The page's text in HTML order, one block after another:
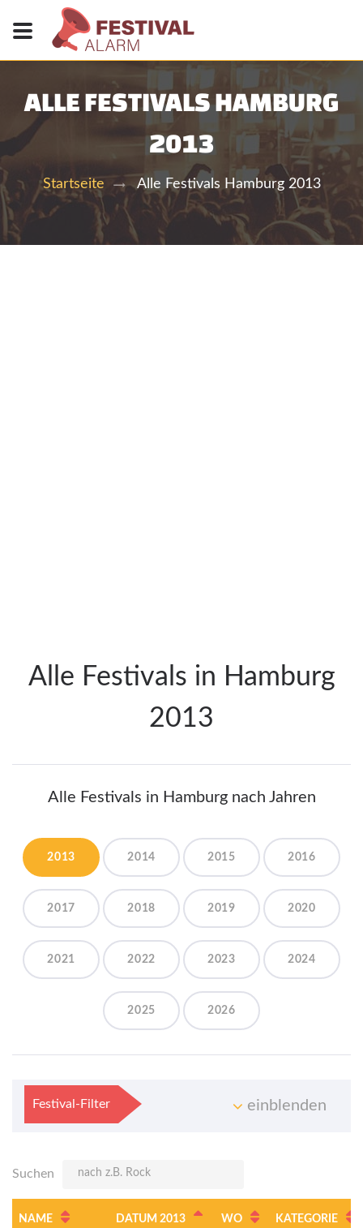
ALLE FESTIVALS HAMBURG
2013
Startseite Alle Festivals Hamburg 2013
Alle Festivals in Hamburg
2013
Alle Festivals in Hamburg nach Jahren
2013 2014 2015 2016
2017 2018 2019 2020
2021 2022 2023 2024
2025 2026
Festival-Filter einblenden
Suchen
NAME DATUM 2013 WO KATEGORIE